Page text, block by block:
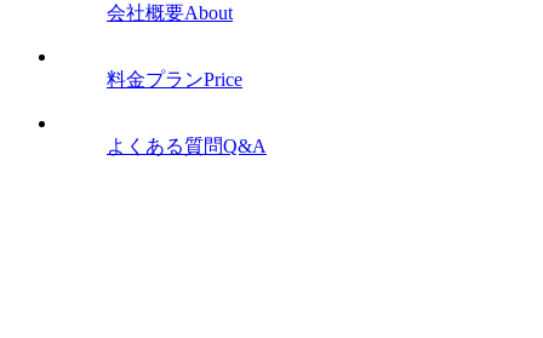
会社概要About
料金プランPrice
よくある質問Q&A